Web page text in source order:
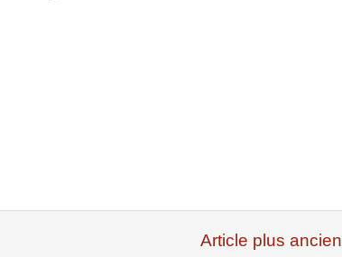
Article plus ancien